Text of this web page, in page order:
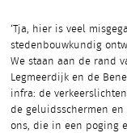
‘Tja, hier is veel
stedenbouwkundig
We staan aan de rand
Legmeerdijk en de
infra: de
de geluidsschermen
ons, die in een poging